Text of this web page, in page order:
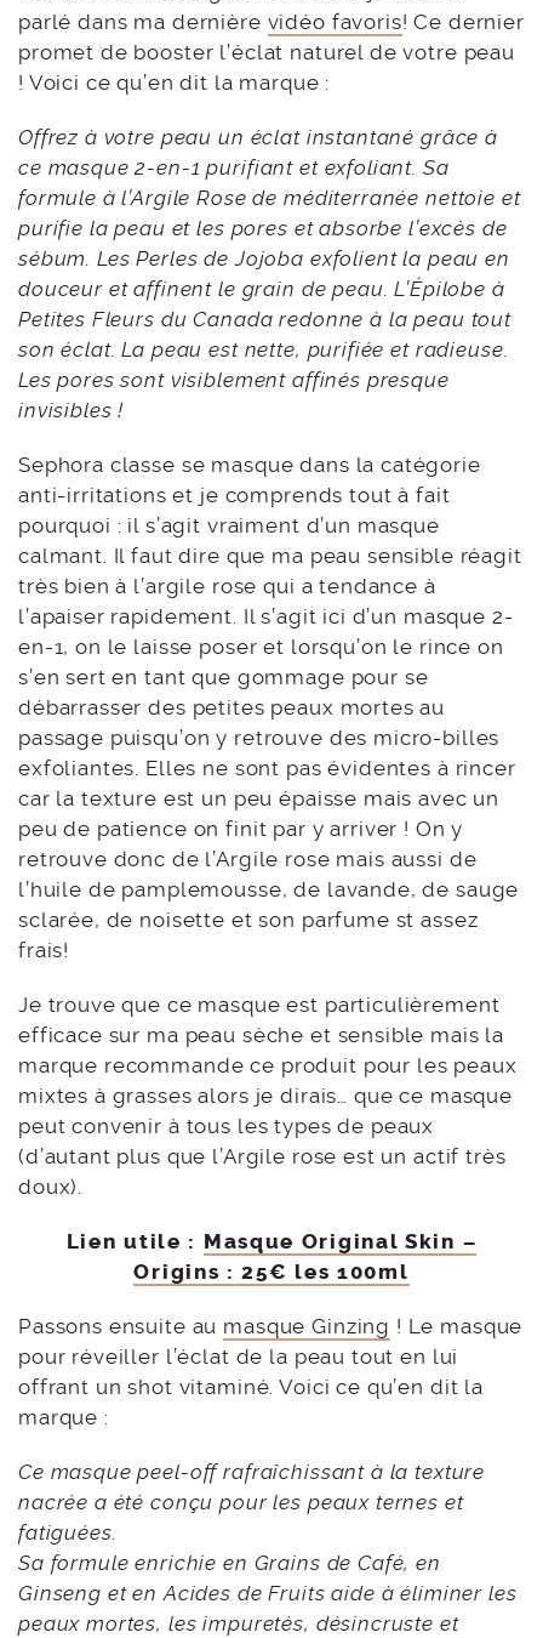
parlé dans ma dernière vidéo favoris! Ce dernier
promet de booster l’éclat naturel de votre peau
! Voici ce qu’en dit la marque :
Offrez à votre peau un éclat instantané grâce à
ce masque 2-en-1 purifiant et exfoliant. Sa
formule à l’Argile Rose de méditerranée nettoie et
purifie la peau et les pores et absorbe l’excès de
sébum. Les Perles de Jojoba exfolient la peau en
douceur et affinent le grain de peau. L’Épilobe à
Petites Fleurs du Canada redonne à la peau tout
son éclat. La peau est nette, purifiée et radieuse.
Les pores sont visiblement affinés presque
invisibles !
Sephora classe se masque dans la catégorie
anti-irritations et je comprends tout à fait
pourquoi : il s’agit vraiment d’un masque
calmant. Il faut dire que ma peau sensible réagit
très bien à l’argile rose qui a tendance à
l’apaiser rapidement. Il s’agit ici d’un masque 2-
en-1, on le laisse poser et lorsqu’on le rince on
s’en sert en tant que gommage pour se
débarrasser des petites peaux mortes au
passage puisqu’on y retrouve des micro-billes
exfoliantes. Elles ne sont pas évidentes à rincer
car la texture est un peu épaisse mais avec un
peu de patience on finit par y arriver ! On y
retrouve donc de l’Argile rose mais aussi de
l’huile de pamplemousse, de lavande, de sauge
sclarée, de noisette et son parfume st assez
frais!
Je trouve que ce masque est particulièrement
efficace sur ma peau sèche et sensible mais la
marque recommande ce produit pour les peaux
mixtes à grasses alors je dirais… que ce masque
peut convenir à tous les types de peaux
(d’autant plus que l’Argile rose est un actif très
doux).
Lien utile : Masque Original Skin –
Origins : 25€ les 100ml
Passons ensuite au masque Ginzing ! Le masque
pour réveiller l’éclat de la peau tout en lui
offrant un shot vitaminé. Voici ce qu’en dit la
marque :
Ce masque peel-off rafraîchissant à la texture
nacrée a été conçu pour les peaux ternes et
fatiguées.
Sa formule enrichie en Grains de Café, en
Ginseng et en Acides de Fruits aide à éliminer les
peaux mortes, les impuretés, désincruste et